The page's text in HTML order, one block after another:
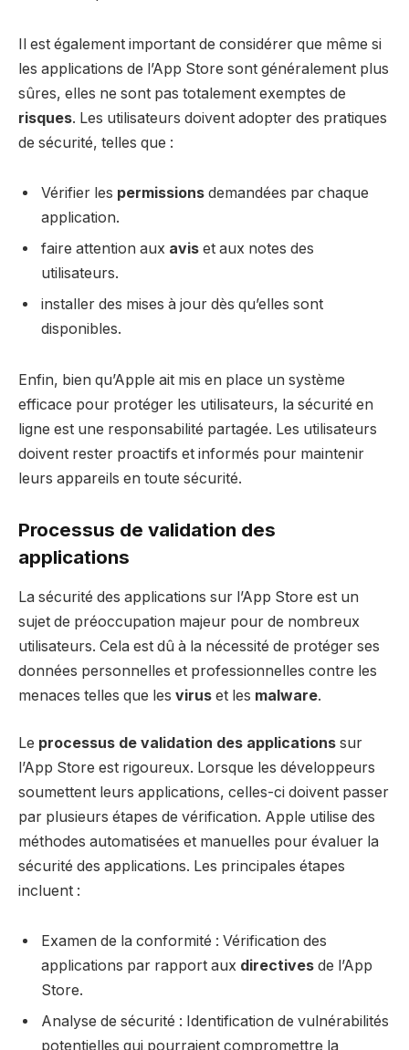
Il est également important de considérer que même si
les applications de l’App Store sont généralement plus
sûres, elles ne sont pas totalement exemptes de
risques. Les utilisateurs doivent adopter des pratiques
de sécurité, telles que :
Vérifier les permissions demandées par chaque
application.
faire attention aux avis et aux notes des
utilisateurs.
installer des mises à jour dès qu’elles sont
disponibles.
Enfin, bien qu’Apple ait mis en place un système
efficace pour protéger les utilisateurs, la sécurité en
ligne est une responsabilité partagée. Les utilisateurs
doivent rester proactifs et informés pour maintenir
leurs appareils en toute sécurité.
Processus de validation des
applications
La sécurité des applications sur l’App Store est un
sujet de préoccupation majeur pour de nombreux
utilisateurs. Cela est dû à la nécessité de protéger ses
données personnelles et professionnelles contre les
menaces telles que les virus et les malware.
Le processus de validation des applications sur
l’App Store est rigoureux. Lorsque les développeurs
soumettent leurs applications, celles-ci doivent passer
par plusieurs étapes de vérification. Apple utilise des
méthodes automatisées et manuelles pour évaluer la
sécurité des applications. Les principales étapes
incluent :
Examen de la conformité : Vérification des
applications par rapport aux directives de l’App
Store.
Analyse de sécurité : Identification de vulnérabilités
potentielles qui pourraient compromettre la